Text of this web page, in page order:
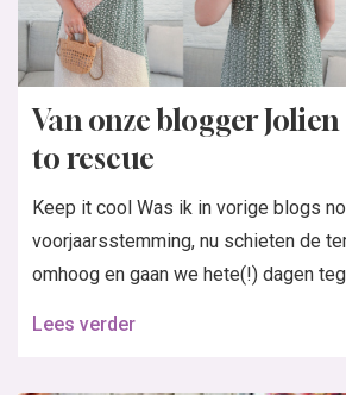
Van onze blogger
to rescue
Keep it cool Was ik in vorige blogs
voorjaarsstemming, nu schieten de
omhoog en gaan we hete(!) dagen
Lees verder